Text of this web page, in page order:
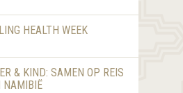
HEALTH WEEK
& KIND: SAMEN OP REIS
NAMIBIË